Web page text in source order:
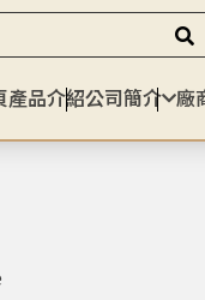
產品介紹公司簡介 廠